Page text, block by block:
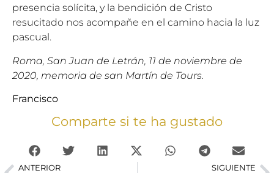
presencia solícita, y la bendición de Cristo
resucitado nos acompañe en el camino hacia la luz
pascual.
Roma, San Juan de Letrán, 11 de noviembre de
2020, memoria de san Martín de Tours.
Francisco
Comparte si te ha gustado
ANTERIOR SIGUIENTE